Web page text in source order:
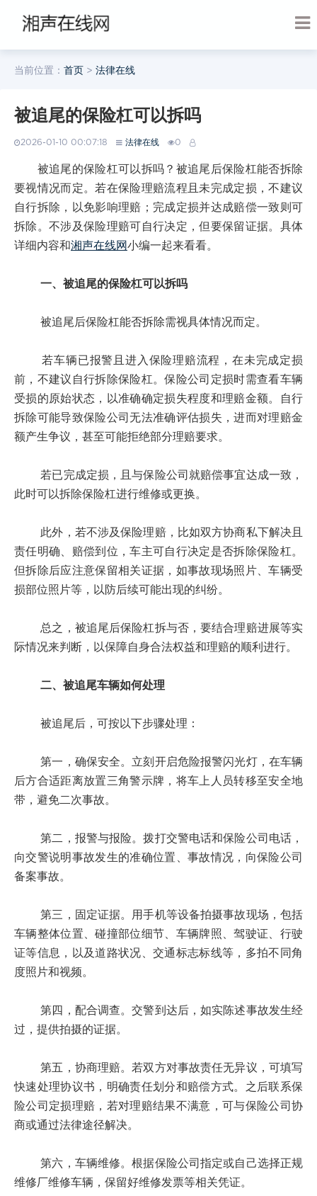
当前位置： 首页 > 法律在线
被追尾的保险杠可以拆吗
2026-01-10 00:07:18 法律在线 0
被追尾的保险杠可以拆吗？被追尾后保险杠能否拆除
要视情况而定。若在保险理赔流程且未完成定损，不建议
自行拆除，以免影响理赔；完成定损并达成赔偿一致则可
拆除。不涉及保险理赔可自行决定，但要保留证据。具体
详细内容和湘声在线网小编一起来看看。
一、被追尾的保险杠可以拆吗
被追尾后保险杠能否拆除需视具体情况而定。
若车辆已报警且进入保险理赔流程，在未完成定损
前，不建议自行拆除保险杠。保险公司定损时需查看车辆
受损的原始状态，以准确确定损失程度和理赔金额。自行
拆除可能导致保险公司无法准确评估损失，进而对理赔金
额产生争议，甚至可能拒绝部分理赔要求。
若已完成定损，且与保险公司就赔偿事宜达成一致，
此时可以拆除保险杠进行维修或更换。
此外，若不涉及保险理赔，比如双方协商私下解决且
责任明确、赔偿到位，车主可自行决定是否拆除保险杠。
但拆除后应注意保留相关证据，如事故现场照片、车辆受
损部位照片等，以防后续可能出现的纠纷。
总之，被追尾后保险杠拆与否，要结合理赔进展等实
际情况来判断，以保障自身合法权益和理赔的顺利进行。
二、被追尾车辆如何处理
被追尾后，可按以下步骤处理：
第一，确保安全。立刻开启危险报警闪光灯，在车辆
后方合适距离放置三角警示牌，将车上人员转移至安全地
带，避免二次事故。
第二，报警与报险。拨打交警电话和保险公司电话，
向交警说明事故发生的准确位置、事故情况，向保险公司
备案事故。
第三，固定证据。用手机等设备拍摄事故现场，包括
车辆整体位置、碰撞部位细节、车辆牌照、驾驶证、行驶
证等信息，以及道路状况、交通标志标线等，多拍不同角
度照片和视频。
第四，配合调查。交警到达后，如实陈述事故发生经
过，提供拍摄的证据。
第五，协商理赔。若双方对事故责任无异议，可填写
快速处理协议书，明确责任划分和赔偿方式。之后联系保
险公司定损理赔，若对理赔结果不满意，可与保险公司协
商或通过法律途径解决。
第六，车辆维修。根据保险公司指定或自己选择正规
维修厂维修车辆，保留好维修发票等相关凭证。